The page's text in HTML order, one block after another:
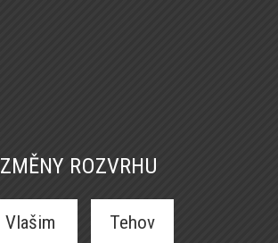
ZMĚNY ROZVRHU
Vlašim Tehov